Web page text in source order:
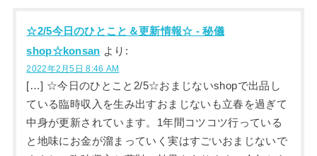
☆2/5今日のひとこと＆更新情報☆ - 秘儀
shop☆konsan より:
2022年2月5日 8:46 AM
[…] ☆今日のひとこと2/5☆おまじないshopで出品し
ている臨時収入を生み出すおまじないも立春を過ぎて
中身が更新されています。1年間コツコツ行っている
と地味にお金が溜まっていく実はすごいおまじないで